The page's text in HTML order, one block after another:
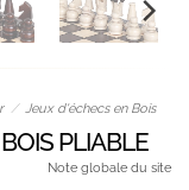
/ Jeux d'échecs en Bois
PLIABLE
Note globale du site